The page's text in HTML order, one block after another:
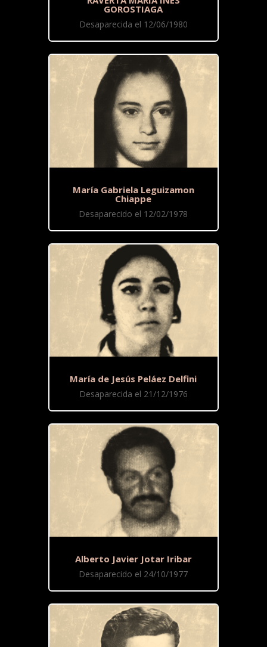
GOROSTIAGA
Desaparecida el 12/06/1980
María Gabriela Leguizamon
Chiappe
Desaparecido el 12/02/1978
María de Jesús Peláez Delfini
Desaparecida el 21/12/1976
Alberto Javier Jotar Iribar
Desaparecido el 24/10/1977